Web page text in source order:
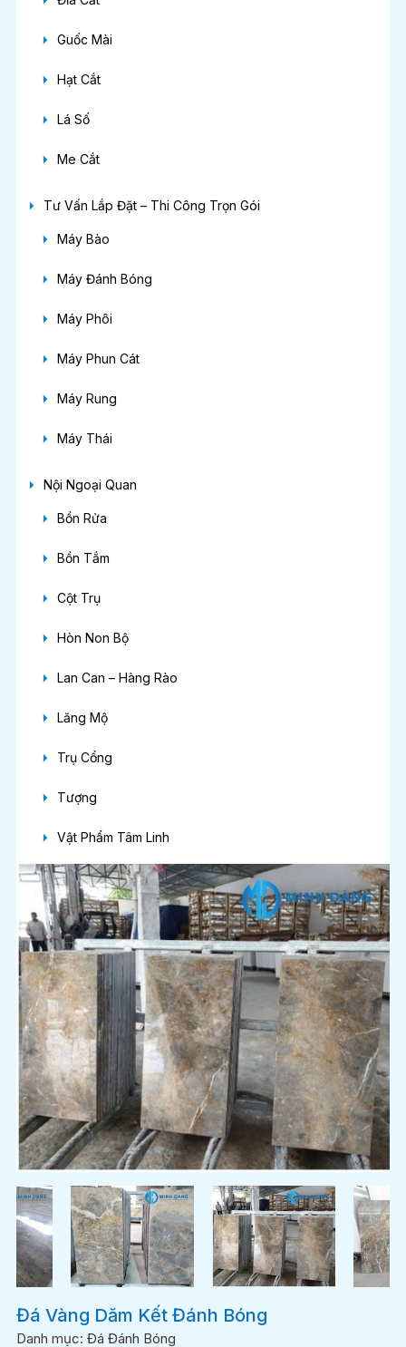
Guốc Mài
Hạt Cắt
Lá Số
Me Cắt
Tư Vấn Lắp Đặt – Thi Công Trọn Gói
Máy Bào
Máy Đánh Bóng
Máy Phôi
Máy Phun Cát
Máy Rung
Máy Thái
Nội Ngoại Quan
Bồn Rửa
Bồn Tắm
Cột Trụ
Hòn Non Bộ
Lan Can – Hàng Rào
Lăng Mộ
Trụ Cổng
Tượng
Vật Phẩm Tâm Linh
Đá Vàng Dăm Kết Đánh Bóng
Danh mục: Đá Đánh Bóng